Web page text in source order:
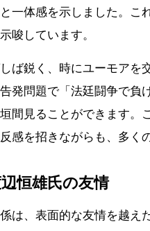
一体感を示しました。こ
唆しています。
ば鋭く、時にユーモアを
発問題で「法廷闘争で負
間見ることができます
感を招きながらも、多く
恒雄氏の友情
は、表面的な友情を越え